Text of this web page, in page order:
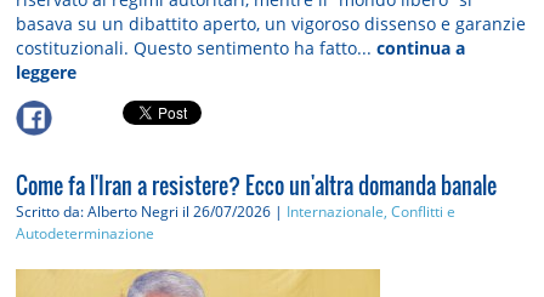
basava su un dibattito aperto, un vigoroso dissenso e garanzie
costituzionali. Questo sentimento ha fatto...continua a
leggere
Come fa l'Iran a resistere? Ecco un'altra domanda banale
Scritto da: Alberto Negri il 26/07/2026 | Internazionale, Conflitti e
Autodeterminazione